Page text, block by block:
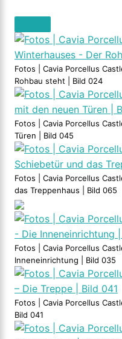
Fotos | Cavia Porcellus
Rohbau steht | Bild 024
Fotos | Cavia Porcellus
Türen | Bild 045
Fotos | Cavia Porcellus
das Treppenhaus | Bild 065
Fotos | Cavia Porcellus
Inneneinrichtung | Bild 035
Fotos | Cavia Porcellus
Bild 041